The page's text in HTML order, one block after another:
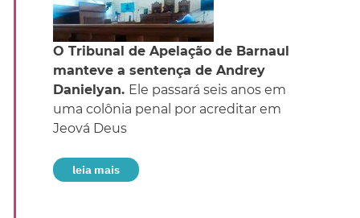
O Tribunal de Apelação de Barnaul
manteve a sentença de Andrey
Danielyan. Ele passará seis anos em
uma colônia penal por acreditar em
Jeová Deus
leia mais